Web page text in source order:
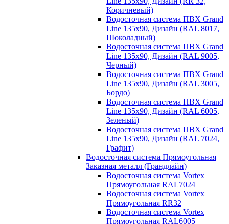
Коричневый)
Водосточная система ПВХ Grand
Line 135х90, Дизайн (RAL 8017,
Шоколадный)
Водосточная система ПВХ Grand
Line 135х90, Дизайн (RAL 9005,
Черный)
Водосточная система ПВХ Grand
Line 135х90, Дизайн (RAL 3005,
Бордо)
Водосточная система ПВХ Grand
Line 135х90, Дизайн (RAL 6005,
Зеленый)
Водосточная система ПВХ Grand
Line 135х90, Дизайн (RAL 7024,
Графит)
Водосточная система Прямоугольная
Заказная металл (Грандлайн)
Водосточная система Vortex
Прямоугольная RAL7024
Водосточная система Vortex
Прямоугольная RR32
Водосточная система Vortex
Прямоугольная RAL6005